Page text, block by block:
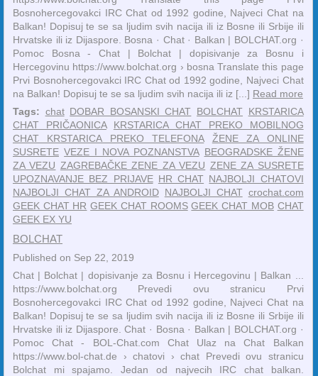
Bosnohercegovakci IRC Chat od 1992 godine, Najveci Chat na
Balkan! Dopisuj te se sa ljudim svih nacija ili iz Bosne ili Srbije ili
Hrvatske ili iz Dijaspore. ‎Bosna · ‎Chat · ‎Balkan | BOLCHAT.org ·
‎Pomoc Bosna - Chat | Bolchat | dopisivanje za Bosnu i
Hercegovinu https://www.bolchat.org › bosna Translate this page
Prvi Bosnohercegovakci IRC Chat od 1992 godine, Najveci Chat
na Balkan! Dopisuj te se sa ljudim svih nacija ili iz [...] Read more
Tags: chat DOBAR BOSANSKI CHAT BOLCHAT KRSTARICA
CHAT PRIČAONICA
KRSTARICA CHAT PREKO MOBILNOG
CHAT KRSTARICA PREKO TELEFONA
ŽENE ZA ONLINE
SUSRETE VEZE I NOVA POZNANSTVA BEOGRADSKE ŽENE
ZA VEZU ZAGREBAČKE ZENE ZA VEZU ZENE ZA SUSRETE
UPOZNAVANJE BEZ PRIJAVE HR CHAT NAJBOLJI CHATOVI
NAJBOLJI CHAT ZA ANDROID NAJBOLJI CHAT crochat.com
GEEK CHAT HR GEEK CHAT ROOMS GEEK CHAT MOB CHAT
GEEK EX YU
BOLCHAT
Published on Sep 22, 2019
Chat | Bolchat | dopisivanje za Bosnu i Hercegovinu | Balkan ...
https://www.bolchat.org Prevedi ovu stranicu Prvi
Bosnohercegovakci IRC Chat od 1992 godine, Najveci Chat na
Balkan! Dopisuj te se sa ljudim svih nacija ili iz Bosne ili Srbije ili
Hrvatske ili iz Dijaspore. ‎Chat · ‎Bosna · ‎Balkan | BOLCHAT.org ·
‎Pomoc Chat - BOL-Chat.com Chat Ulaz na Chat Balkan
https://www.bol-chat.de › chatovi › chat Prevedi ovu stranicu
Bolchat mi spajamo. Jedan od najvecih IRC chat balkan.